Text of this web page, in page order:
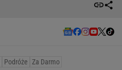
Podróże Za Darmo